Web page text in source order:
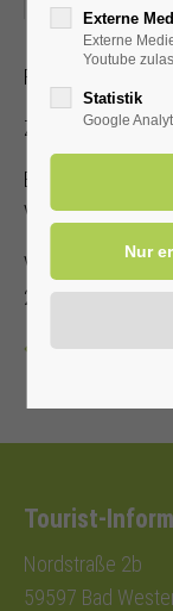
Flotte,
Zutritt mit gültiger
Es steht nur eine
Verfügung!
Veranstalter:
29 43 . 976 58 10
Zurück
Tourist-
Nordstraße 2b
59597 Bad
Externe
Externe
Youtube
Statistik
Google